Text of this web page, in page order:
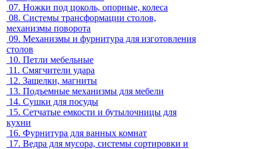
07. Ножки под цоколь, опорные, колеса
08. Системы трансформации столов,
механизмы поворота
09. Механизмы и фурнитура для изготовления
столов
10. Петли мебельные
11. Смягчители удара
12. Защелки, магниты
13. Подъемные механизмы для мебели
14. Сушки для посуды
15. Сетчатые емкости и бутылочницы для
кухни
16. Фурнитура для ванных комнат
17. Ведра для мусора, системы сортировки и